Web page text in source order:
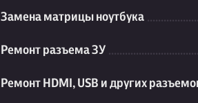
Замена матрицы ноутбука
Ремонт разъема ЗУ
Ремонт HDMI, USB и других